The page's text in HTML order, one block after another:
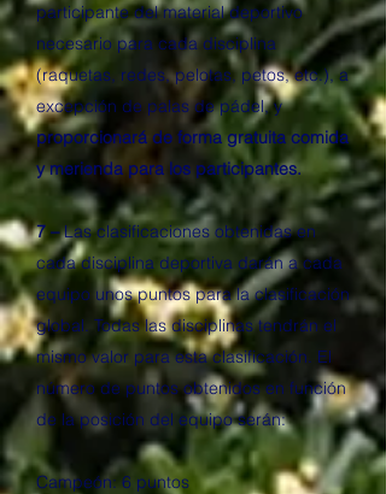
participante del material deportivo
necesario para cada disciplina
(raquetas, redes, pelotas, petos, etc.), a
excepción de palas de pádel, y
proporcionará de forma gratuita comida
y merienda para los participantes.
7 –Las clasificaciones obtenidas en
cada disciplina deportiva darán a cada
equipo unos puntos para la clasificación
global. Todas las disciplinas tendrán el
mismo valor para esta clasificación. El
número de puntos obtenidos en función
de la posición del equipo serán:
Campeón: 6 puntos